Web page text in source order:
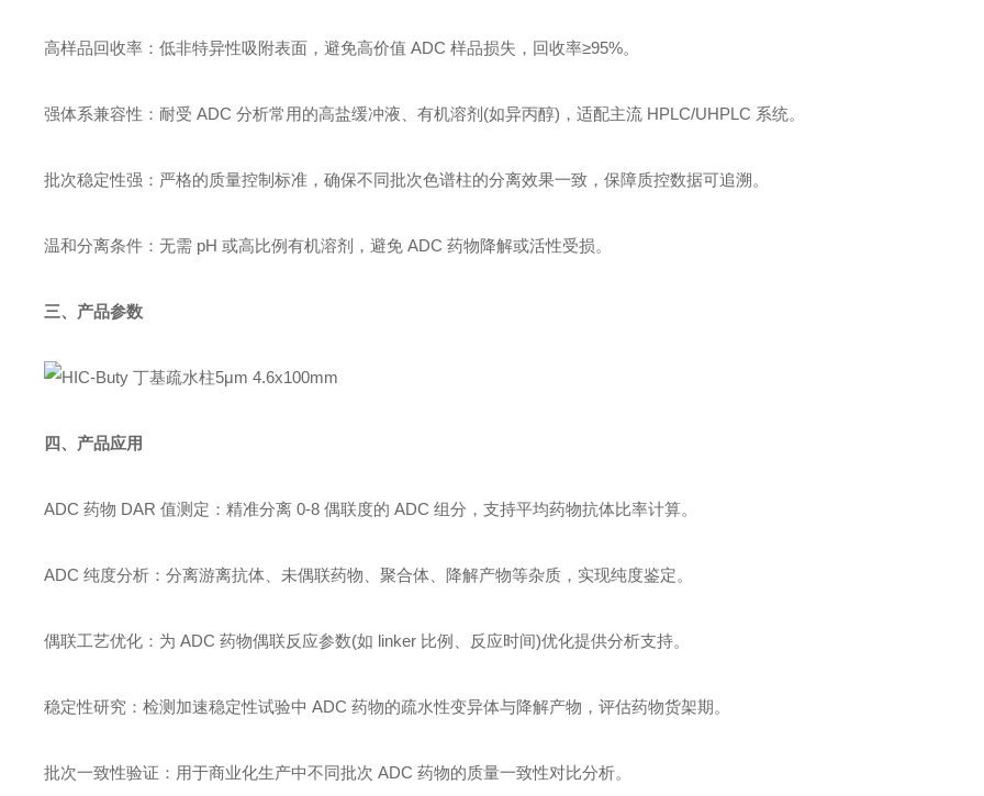
高样品回收率：低非特异性吸附表面，避免高价值 ADC 样品损失，回收率≥95%。
强体系兼容性：耐受 ADC 分析常用的高盐缓冲液、有机溶剂(如异丙醇)，适配主流 HPLC/UHPLC 系统。
批次稳定性强：严格的质量控制标准，确保不同批次色谱柱的分离效果一致，保障质控数据可追溯。
温和分离条件：无需 pH 或高比例有机溶剂，避免 ADC 药物降解或活性受损。
三、产品参数
四、产品应用
ADC 药物 DAR 值测定：精准分离 0-8 偶联度的 ADC 组分，支持平均药物抗体比率计算。
ADC 纯度分析：分离游离抗体、未偶联药物、聚合体、降解产物等杂质，实现纯度鉴定。
偶联工艺优化：为 ADC 药物偶联反应参数(如 linker 比例、反应时间)优化提供分析支持。
稳定性研究：检测加速稳定性试验中 ADC 药物的疏水性变异体与降解产物，评估药物货架期。
批次一致性验证：用于商业化生产中不同批次 ADC 药物的质量一致性对比分析。